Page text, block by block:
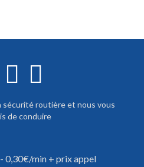
sécurité routière et nous vous
de conduire
0,30€/min + prix appel